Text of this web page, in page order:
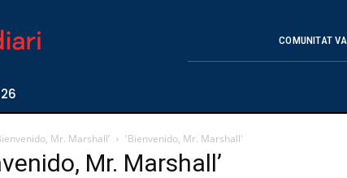
COMUNITAT
Mr. Marshall’ 'Bienvenido, Mr. Marshall'
Mr. Marshall’